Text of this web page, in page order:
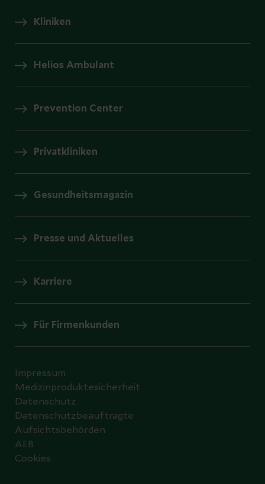
Kliniken
Helios Ambulant
Prevention Center
Privatkliniken
Gesundheitsmagazin
Presse und Aktuelles
Karriere
Für Firmenkunden
Impressum
Medizinproduktesicherheit
Datenschutz
Datenschutzbeauftragte
Aufsichtsbehörden
AEB
Cookies